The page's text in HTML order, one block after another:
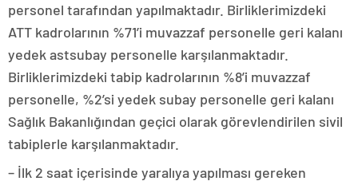
personel tarafından yapılmaktadır. Birliklerimizdeki
ATT kadrolarının %71’i muvazzaf personelle geri kalanı
yedek astsubay personelle karşılanmaktadır.
Birliklerimizdeki tabip kadrolarının %8’i muvazzaf
personelle, %2’si yedek subay personelle geri kalanı
Sağlık Bakanlığından geçici olarak görevlendirilen sivil
tabiplerle karşılanmaktadır.
– İlk 2 saat içerisinde yaralıya yapılması gereken